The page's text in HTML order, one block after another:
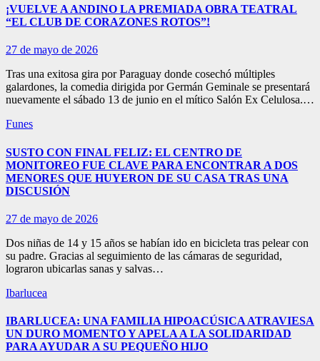
¡VUELVE A ANDINO LA PREMIADA OBRA TEATRAL
“EL CLUB DE CORAZONES ROTOS”!
27 de mayo de 2026
Tras una exitosa gira por Paraguay donde cosechó múltiples
galardones, la comedia dirigida por Germán Geminale se presentará
nuevamente el sábado 13 de junio en el mítico Salón Ex Celulosa.…
Funes
SUSTO CON FINAL FELIZ: EL CENTRO DE
MONITOREO FUE CLAVE PARA ENCONTRAR A DOS
MENORES QUE HUYERON DE SU CASA TRAS UNA
DISCUSIÓN
27 de mayo de 2026
Dos niñas de 14 y 15 años se habían ido en bicicleta tras pelear con
su padre. Gracias al seguimiento de las cámaras de seguridad,
lograron ubicarlas sanas y salvas…
Ibarlucea
IBARLUCEA: UNA FAMILIA HIPOACÚSICA ATRAVIESA
UN DURO MOMENTO Y APELA A LA SOLIDARIDAD
PARA AYUDAR A SU PEQUEÑO HIJO